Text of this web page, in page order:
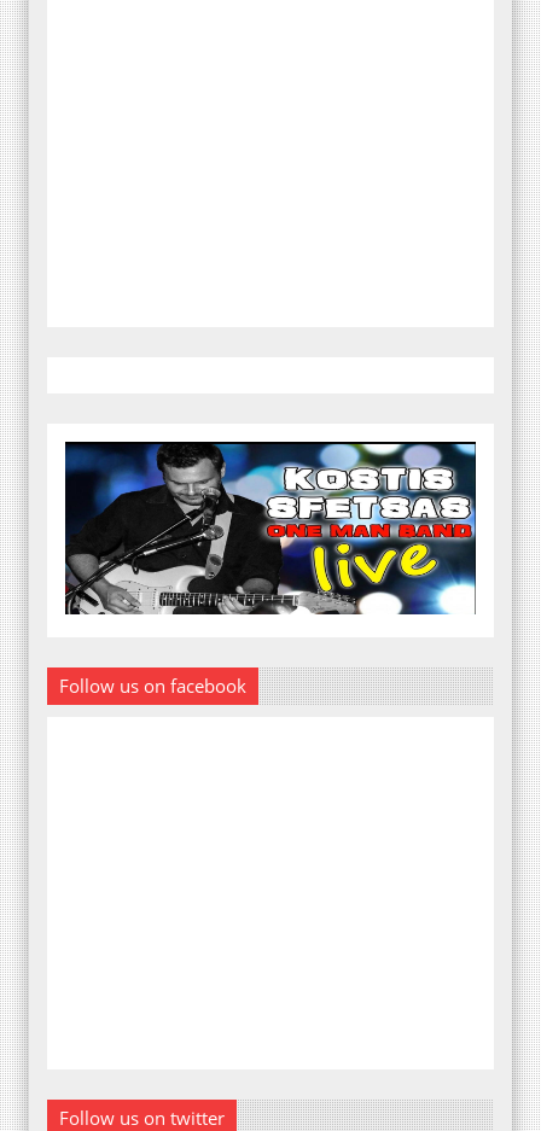
Follow us on facebook
Follow us on twitter